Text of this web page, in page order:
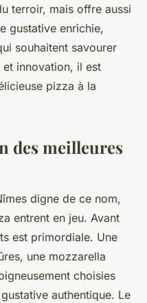
terroir, mais offre aussi
gustative enrichie,
souhaitent savourer
innovation, il est
pizza à la
des meilleures
digne de ce nom,
entrent en jeu. Avant
est primordiale. Une
une mozzarella
choisies
authentique. Le